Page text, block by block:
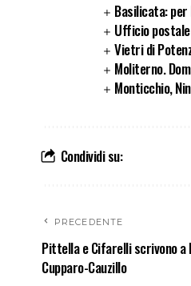
Basilicata: per
Ufficio
Vietri di
Moliterno.
Monticchio,
Condividi su:
PRECEDENTE
Pittella e Cifarelli scrivono
Cupparo-Cauzillo